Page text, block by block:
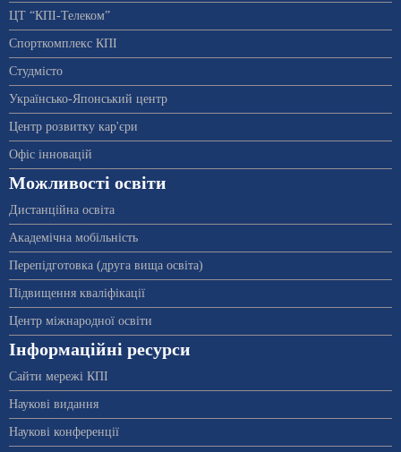
ЦТ “КПІ-Телеком”
Спорткомплекс КПІ
Студмісто
Українсько-Японський центр
Центр розвитку кар'єри
Офіс інновацій
Можливості освіти
Дистанційна освіта
Академічна мобільність
Перепідготовка (друга вища освіта)
Підвищення кваліфікації
Центр міжнародної освіти
Інформаційні ресурси
Сайти мережі КПІ
Наукові видання
Наукові конференції